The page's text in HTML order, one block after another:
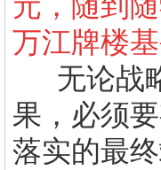
万江牌楼
无论战
果，必须
落实的最